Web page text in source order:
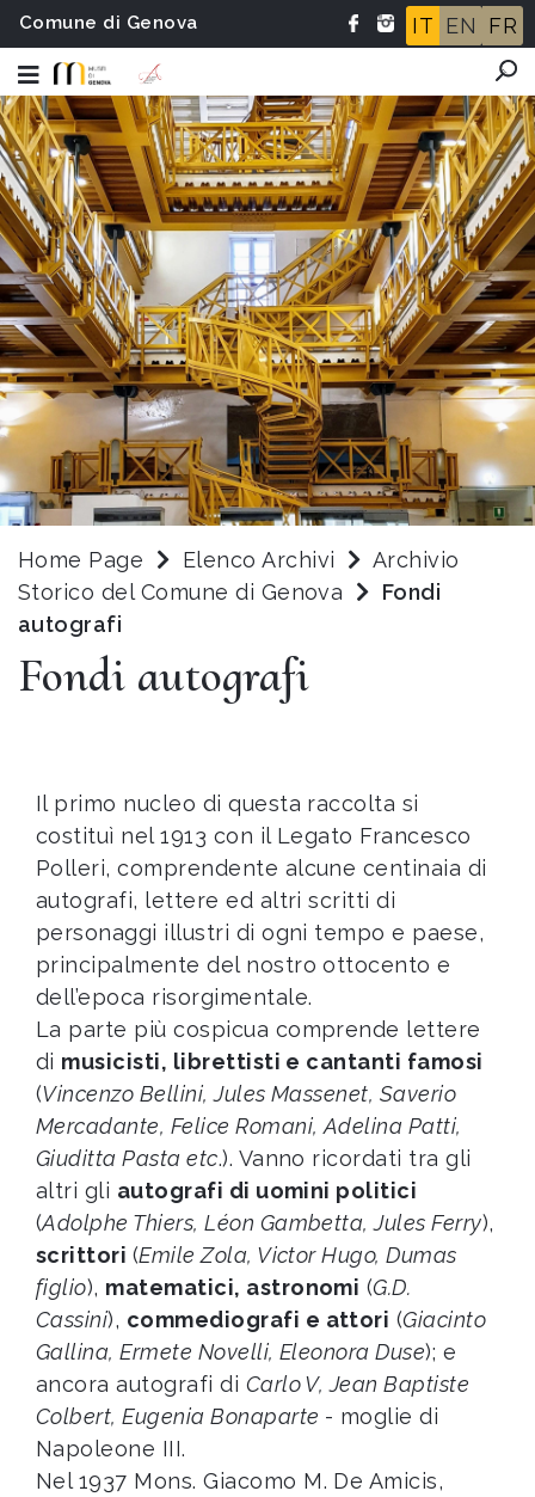
Comune di Genova IT EN FR
Home Page Elenco Archivi
Archivio
Storico del Comune di Genova
Fondi
autografi
Fondi autografi
Il primo nucleo di questa raccolta si
costituì nel 1913 con il Legato Francesco
Polleri, comprendente alcune centinaia di
autografi, lettere ed altri scritti di
personaggi illustri di ogni tempo e paese,
principalmente del nostro ottocento e
dell’epoca risorgimentale.
La parte più cospicua comprende lettere
di musicisti, librettisti e cantanti famosi
(Vincenzo Bellini, Jules Massenet, Saverio
Mercadante, Felice Romani, Adelina Patti,
Giuditta Pasta etc.). Vanno ricordati tra gli
altri gli autografi di uomini politici
(Adolphe Thiers, Léon Gambetta, Jules Ferry),
scrittori (Emile Zola, Victor Hugo, Dumas
figlio), matematici, astronomi (G.D.
Cassini), commediografi e attori (Giacinto
Gallina, Ermete Novelli, Eleonora Duse); e
ancora autografi di Carlo V, Jean Baptiste
Colbert, Eugenia Bonaparte - moglie di
Napoleone III.
Nel 1937 Mons. Giacomo M. De Amicis,